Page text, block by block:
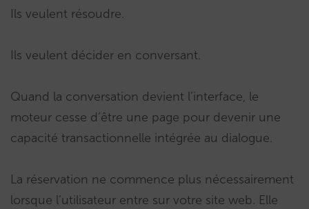
Ils veulent résoudre.
Ils veulent décider en conversant.
Quand la conversation devient l’interface, le
moteur cesse d’être une page pour devenir une
capacité transactionnelle intégrée au dialogue.
La réservation ne commence plus nécessairement
lorsque l’utilisateur entre sur votre site web. Elle